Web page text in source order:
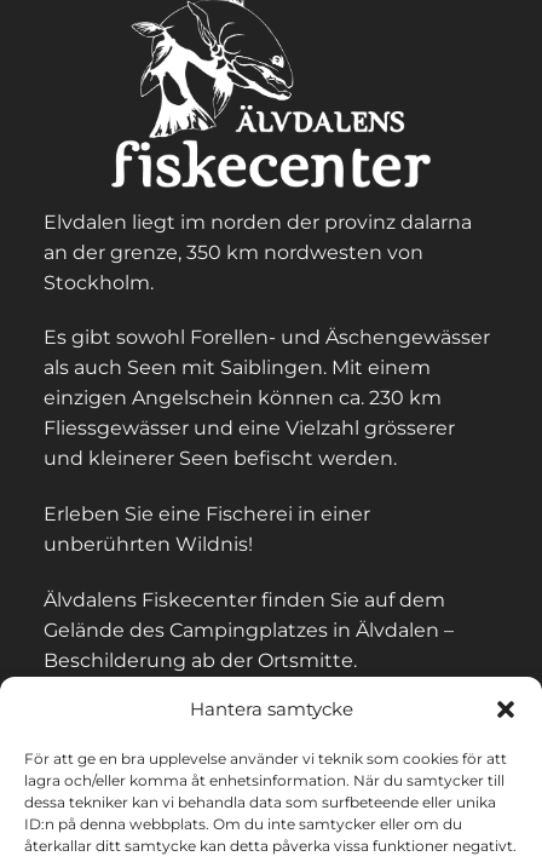
Hantera samtycke
För att ge en bra upplevelse använder vi teknik som cookies för att
lagra och/eller komma åt enhetsinformation. När du samtycker till
dessa tekniker kan vi behandla data som surfbeteende eller unika
ID:n på denna webbplats. Om du inte samtycker eller om du
återkallar ditt samtycke kan detta påverka vissa funktioner negativt.
Elvdalen liegt im norden der provinz dalarna
an der grenze, 350 km nordwesten von
Stockholm.
Es gibt sowohl Forellen- und Äschengewässer
als auch Seen mit Saiblingen. Mit einem
einzigen Angelschein können ca. 230 km
Fliessgewässer und eine Vielzahl grösserer
und kleinerer Seen befischt werden.
Erleben Sie eine Fischerei in einer
unberührten Wildnis!
Älvdalens Fiskecenter finden Sie auf dem
Gelände des Campingplatzes in Älvdalen –
Beschilderung ab der Ortsmitte.
KONTAKT UND BEGRIFFE